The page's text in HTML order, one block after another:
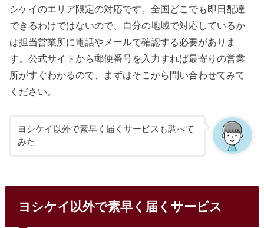
シケイのエリア限定の対応です。全国どこでも即日配達
できるわけではないので、自分の地域で対応しているか
は担当営業所に電話やメールで確認する必要がありま
す。公式サイトから郵便番号を入力すれば最寄りの営業
所がすぐわかるので、まずはそこから問い合わせてみて
ください。
ヨシケイ以外で素早く届くサービスも調べて
みた
ヨシケイ以外で素早く届くサービス